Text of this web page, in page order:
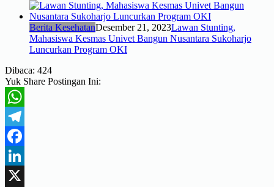
Berita KesehatanDesember 21, 2023Lawan Stunting,
Mahasiswa Kesmas Univet Bangun Nusantara Sukoharjo
Luncurkan Program OKI
Dibaca: 424
Yuk Share Postingan Ini:
WhatsApp
Telegram
Facebook
LinkedIn